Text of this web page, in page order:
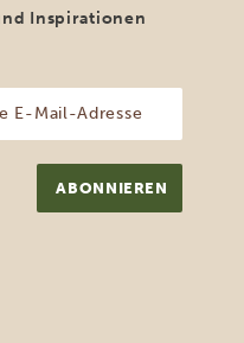
Inspirationen